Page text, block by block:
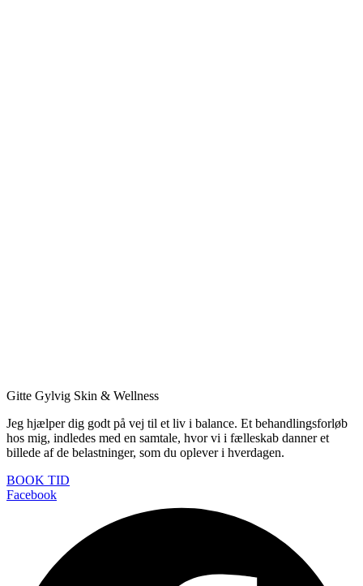
Gitte Gylvig Skin & Wellness
Jeg hjælper dig godt på vej til et liv i balance. Et behandlingsforløb
hos mig, indledes med en samtale, hvor vi i fælleskab danner et
billede af de belastninger, som du oplever i hverdagen.
BOOK TID
Facebook